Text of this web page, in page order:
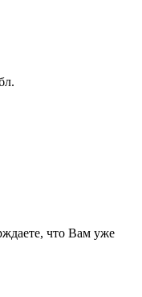
что Вам уже